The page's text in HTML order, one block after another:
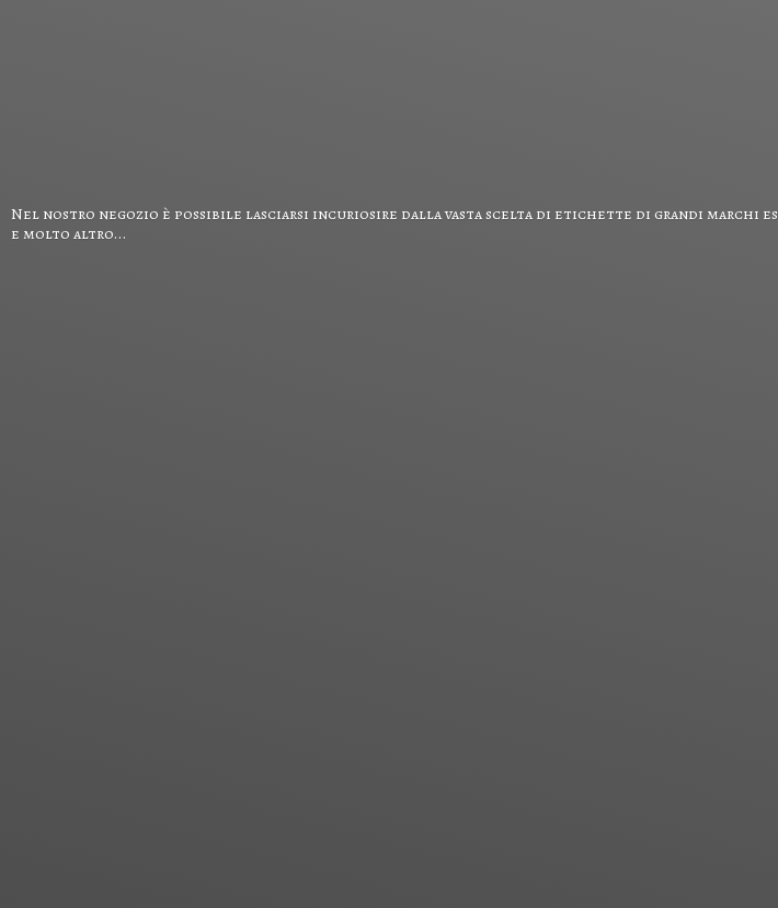
Nel nostro negozio è possibile lasciarsi incuriosire dalla vasta scelta di etichette di grandi marchi
e molto altro...